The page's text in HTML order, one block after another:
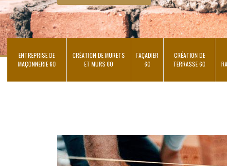
ENTREPRISE DE
MAÇONNERIE 60
CRÉATION DE MURETS
ET MURS 60
FAÇADIER
60
CRÉATION DE
TERRASSE 60